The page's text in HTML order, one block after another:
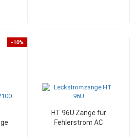
-10%
HT 96U Zange für
Fehlerstrom AC